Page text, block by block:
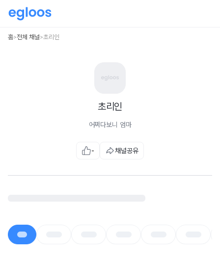
홈>전체 채널>초리인
초리인
어쩌다보니 엄마
- 채널공유